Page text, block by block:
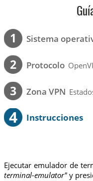
1 Sistema
2 Protocolo
3 Zona VPN
4 Instrucciones
Ejecutar emulador de
terminal-emulator"y